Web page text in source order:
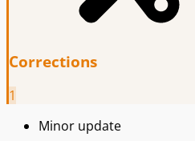
Corrections
1
Minor update